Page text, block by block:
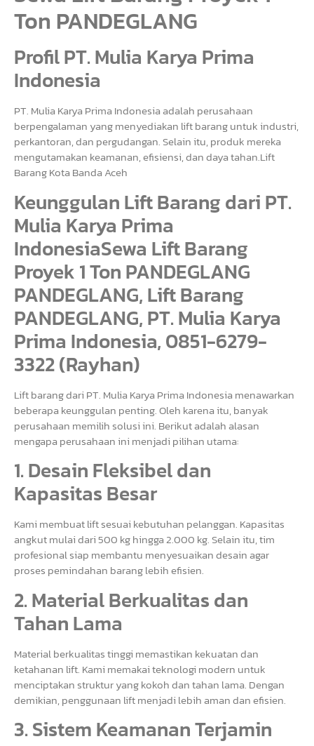
Ton PANDEGLANG
Profil PT. Mulia Karya Prima
Indonesia
PT. Mulia Karya Prima Indonesia adalah perusahaan
berpengalaman yang menyediakan lift barang untuk industri,
perkantoran, dan pergudangan. Selain itu, produk mereka
mengutamakan keamanan, efisiensi, dan daya tahan.Lift
Barang Kota Banda Aceh
Keunggulan Lift Barang dari PT.
Mulia Karya Prima
IndonesiaSewa Lift Barang
Proyek 1 Ton PANDEGLANG
PANDEGLANG, Lift Barang
PANDEGLANG, PT. Mulia Karya
Prima Indonesia, 0851-6279-
3322 (Rayhan)
Lift barang dari PT. Mulia Karya Prima Indonesia menawarkan
beberapa keunggulan penting. Oleh karena itu, banyak
perusahaan memilih solusi ini. Berikut adalah alasan
mengapa perusahaan ini menjadi pilihan utama:
1. Desain Fleksibel dan
Kapasitas Besar
Kami membuat lift sesuai kebutuhan pelanggan. Kapasitas
angkut mulai dari 500 kg hingga 2.000 kg. Selain itu, tim
profesional siap membantu menyesuaikan desain agar
proses pemindahan barang lebih efisien.
2. Material Berkualitas dan
Tahan Lama
Material berkualitas tinggi memastikan kekuatan dan
ketahanan lift. Kami memakai teknologi modern untuk
menciptakan struktur yang kokoh dan tahan lama. Dengan
demikian, penggunaan lift menjadi lebih aman dan efisien.
3. Sistem Keamanan Terjamin